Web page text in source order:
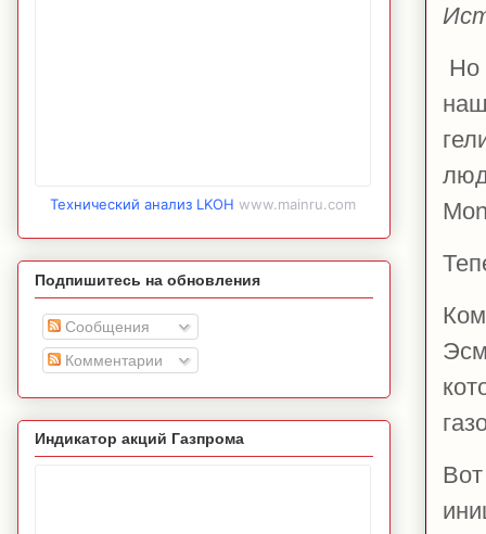
Но
Технический анализ LKOH www.mainru.com
Подпишитесь на обновления
Сообщения
Комментарии
Индикатор акций Газпрома